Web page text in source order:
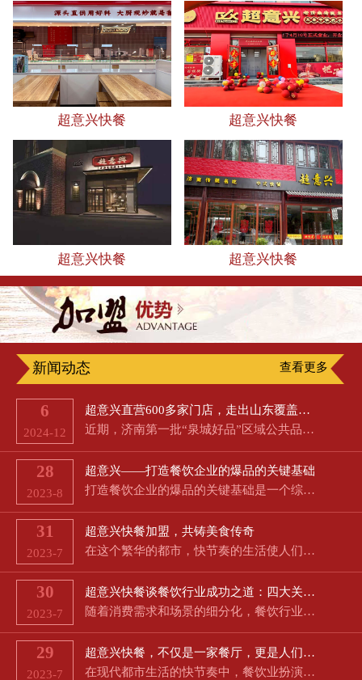
超意兴快餐 超意兴快餐
超意兴快餐 超意兴快餐
新闻动态 查看更多
6
2024-12
超意兴直营600多家门店，走出山东覆盖京津冀
近期，济南第一批“泉城好品”区域公共品牌公布，超意兴名列其中。8月16日，新黄河记者从市政府新闻办举行的…
28
2023-8
超意兴——打造餐饮企业的爆品的关键基础
打造餐饮企业的爆品的关键基础是一个综合性的任务，需要从多个方面考虑，以满足客户需求并在竞争激烈的市场中…
31
2023-7
超意兴快餐加盟，共铸美食传奇
在这个繁华的都市，快节奏的生活使人们对美食的渴望愈发强烈。超意兴快餐作为经典的中餐和特色餐饮相结合的品…
30
2023-7
超意兴快餐谈餐饮行业成功之道：四大关键因素助力餐厅生意蓬勃发展
随着消费需求和场景的细分化，餐饮行业成为了朝阳产业，但同时也伴随着高失败率和激烈的市场竞争。然而，对于…
29
2023-7
超意兴快餐，不仅是一家餐厅，更是人们快节奏生活中的一道美好风景线
在现代都市生活的快节奏中，餐饮业扮演着极为重要的角色。快捷、方便、多样和经济成为了消费者对餐饮的共同期…